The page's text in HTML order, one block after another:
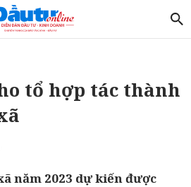
tổ hợp tác thành
năm 2023 dự kiến được